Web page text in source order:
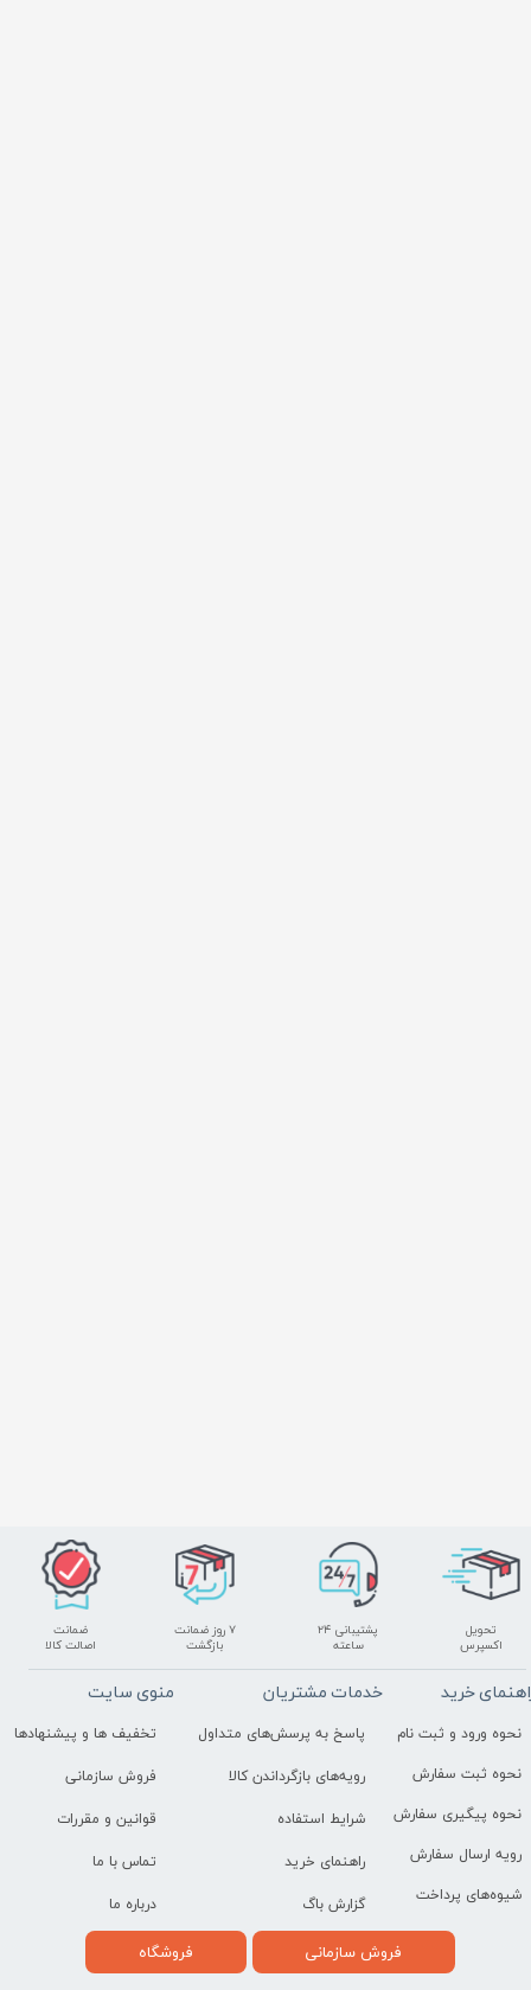
تحویل
اکسپرس
پشتیبانی ۲۴
ساعته
۷ روز ضمانت
بازگشت
ضمانت
اصالت کالا
خرید
نحوه ورود و ثبت نام
نحوه ثبت سفارش
نحوه پیگیری سفارش
رویه ارسال سفارش
شیوه‌های پرداخت
خدمات مشتریان
پاسخ به پرسش‌های متداول
رویه‌های بازگرداندن کالا
شرایط استفاده
راهنمای خرید
گزارش باگ
منوی سایت
تخفیف ها و پیشنهادها
فروش سازمانی
قوانین و مقررات
تماس با ما
درباره ما
فروش سازمانی فروشگاه